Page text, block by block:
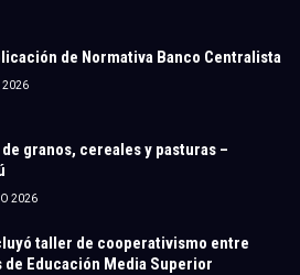
de Normativa Banco Centralista
2026
granos, cereales y pasturas –
2026
taller de cooperativismo entre
de Educación Media Superior